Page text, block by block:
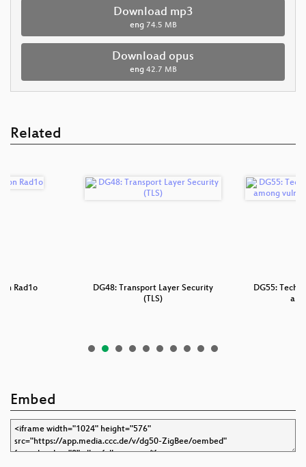
Download mp3
eng 74.5 MB
Download opus
eng 42.7 MB
Related
Rad1o
DG48: Transport Layer Security
(TLS)
DG55:
Embed